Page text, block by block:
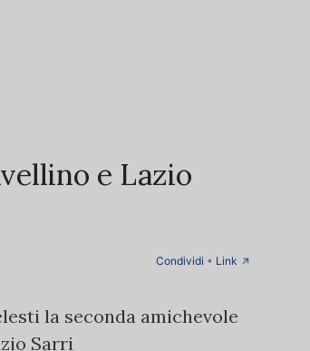
e Lazio
Condividi • Link→
la seconda amichevole
Sarri